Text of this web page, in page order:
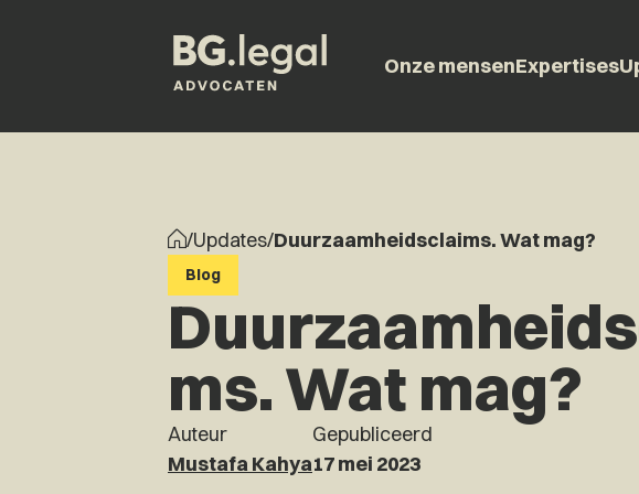
Onze mensenExpertises
/Updates/Duurzaamheidsclaims. Wat mag?
Blog
ms. Wat mag?
Auteur
Mustafa Kahya
Gepubliceerd
17 mei 2023